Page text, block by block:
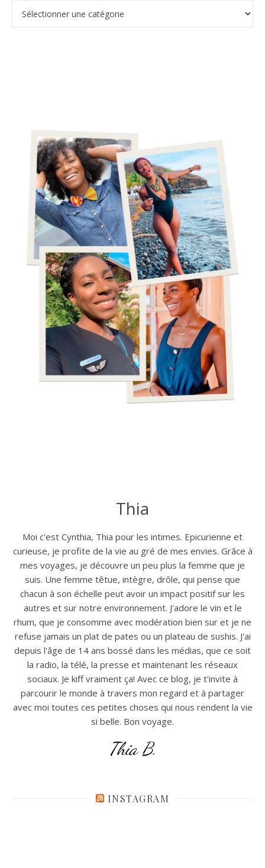
Thia
Moi c'est Cynthia, Thia pour les intimes. Epicurienne et
curieuse, je profite de la vie au gré de mes envies. Grâce à
mes voyages, je découvre un peu plus la femme que je
suis. Une femme têtue, intègre, drôle, qui pense que
chacun à son échelle peut avoir un impact positif sur les
autres et sur notre environnement. J'adore le vin et le
rhum, que je consomme avec modération bien sur et je ne
refuse jamais un plat de pates ou un plateau de sushis. J'ai
depuis l'âge de 14 ans bossé dans les médias, que ce soit
la radio, la télé, la presse et maintenant les réseaux
sociaux. Je kiff vraiment ça! Avec ce blog, je t'invite à
parcourir le monde à travers mon regard et à partager
avec moi toutes ces petites choses qui nous rendent la vie
si belle. Bon voyage.
Thia B.
INSTAGRAM